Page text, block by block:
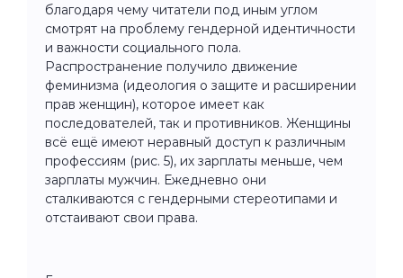
благодаря чему читатели под иным углом
смотрят на проблему гендерной идентичности
и важности социального пола.
Распространение получило движение
феминизма (идеология о защите и расширении
прав женщин), которое имеет как
последователей, так и противников. Женщины
всё ещё имеют неравный доступ к различным
профессиям (рис. 5), их зарплаты меньше, чем
зарплаты мужчин. Ежедневно они
сталкиваются с гендерными стереотипами и
отстаивают свои права.